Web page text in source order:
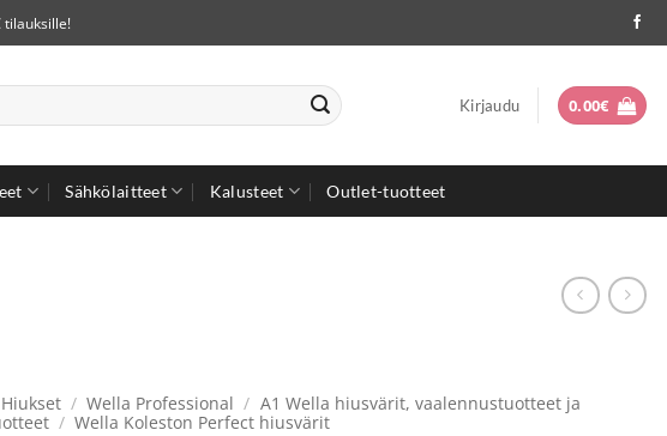
tilauksille!
Kirjaudu 0.00€
Sähkölaitteet Kalusteet Outlet-tuotteet
Hiukset / Wella Professional / A1 Wella hiusvärit, vaalennustuotteet ja
/ Wella Koleston Perfect hiusvärit